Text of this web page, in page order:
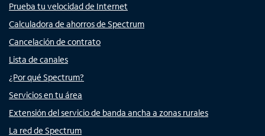
Prueba tu velocidad de Internet
Calculadora de ahorros de Spectrum
Cancelación de contrato
Lista de canales
¿Por qué Spectrum?
Servicios en tu área
Extensión del servicio de banda ancha a zonas rurales
La red de Spectrum